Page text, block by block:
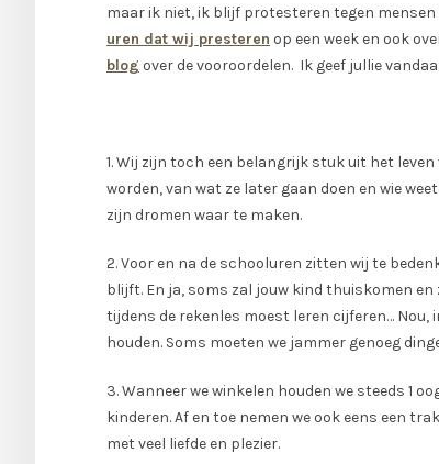
maar ik niet, ik blijf protesteren tegen mensen
uren dat wij presteren op een week en ook
blog over de vooroordelen. Ik geef jullie
1. Wij zijn toch een belangrijk stuk uit het leven
worden, van wat ze later gaan doen en wie
zijn dromen waar te maken.
2. Voor en na de schooluren zitten wij te
blijft. En ja, soms zal jouw kind thuiskomen
tijdens de rekenles moest leren cijferen…
houden. Soms moeten we jammer genoeg
3. Wanneer we winkelen houden we steeds 1
kinderen. Af en toe nemen we ook eens een
met veel liefde en plezier.